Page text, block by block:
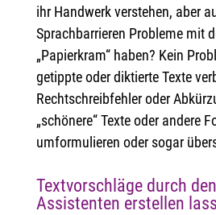
ihr Handwerk verstehen, aber
Sprachbarrieren Probleme mit
„Papierkram“ haben? Kein
getippte oder diktierte Texte
Rechtschreibfehler oder
„schönere“ Texte oder andere
umformulieren oder sogar
Textvorschläge durch
Assistenten erstellen